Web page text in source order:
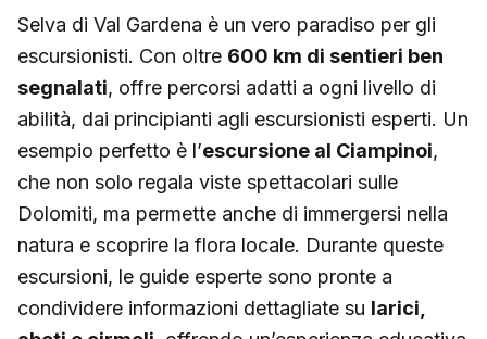
Selva di Val Gardena è un vero paradiso per gli
escursionisti. Con oltre 600 km di sentieri ben
segnalati, offre percorsi adatti a ogni livello di
abilità, dai principianti agli escursionisti esperti. Un
esempio perfetto è l’escursione al Ciampinoi,
che non solo regala viste spettacolari sulle
Dolomiti, ma permette anche di immergersi nella
natura e scoprire la flora locale. Durante queste
escursioni, le guide esperte sono pronte a
condividere informazioni dettagliate su larici,